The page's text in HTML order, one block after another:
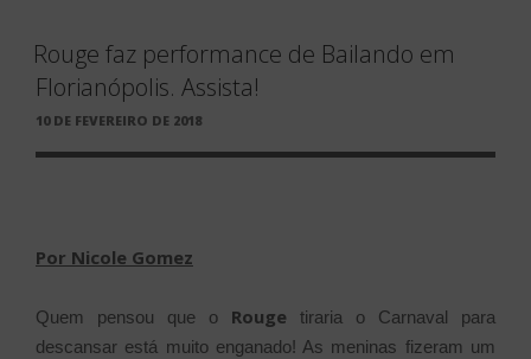
Rouge faz performance de Bailando em
Florianópolis. Assista!
PUBLICADO
10 DE FEVEREIRO DE 2018
Por Nicole Gomez
Quem pensou que o Rouge tiraria o Carnaval para
descansar está muito enganado! As meninas fizeram um